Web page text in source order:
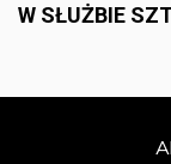
W SŁUŻBIE